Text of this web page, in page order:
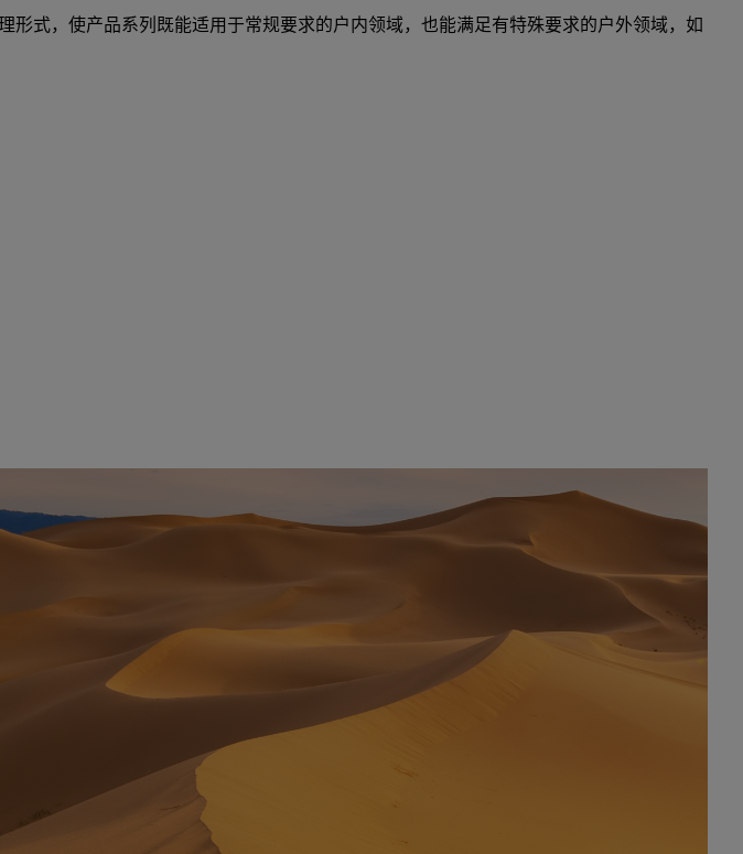
式，使产品系列既能适用于常规要求的户内领域，也能满足有特殊要求的户外领域，如